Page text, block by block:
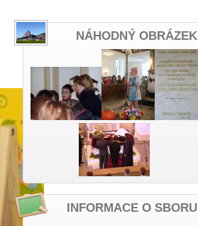
NÁHODNÝ OBRÁZEK
INFORMACE O SBORU